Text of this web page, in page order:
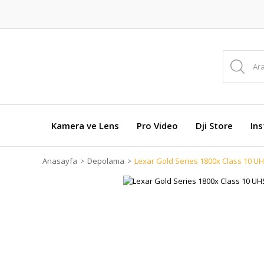
Kamera ve Lens Pro Video Dji Store
Anasayfa Depolama Lexar Gold Series 1800x Class 10